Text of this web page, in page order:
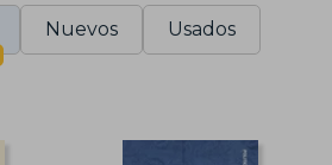
Nuevos Usados